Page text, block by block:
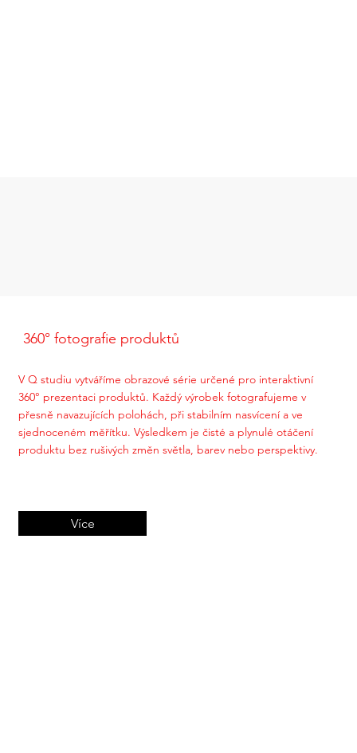
360° fotografie produktů
V Q studiu vytváříme obrazové série určené pro interaktivní
360° prezentaci produktů. Každý výrobek fotografujeme v
přesně navazujících polohách, při stabilním nasvícení a ve
sjednoceném měřítku. Výsledkem je čisté a plynulé otáčení
produktu bez rušivých změn světla, barev nebo perspektivy.
Více